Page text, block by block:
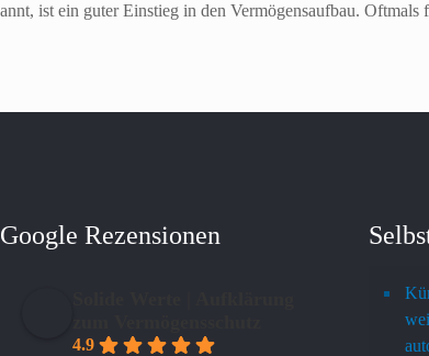
ist ein guter Einstieg in den Vermögensaufbau.
Google Rezensionen
4.9